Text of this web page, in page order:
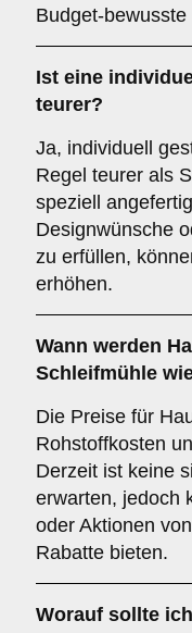
Budget-
Ist eine
teurer?
Ja, individuell
Regel teurer als
speziell
Designwünsche
zu erfüllen,
erhöhen.
Wann werden
Schleifmühle
Die Preise für
Rohstoffkosten
Derzeit ist keine
erwarten, jedoch
oder Aktionen
Rabatte bieten.
Worauf sollte